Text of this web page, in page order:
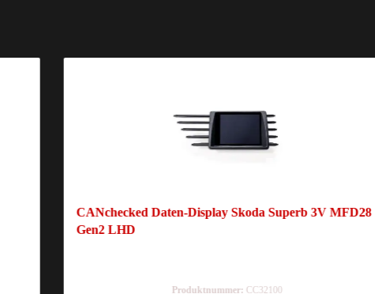
CANchecked Daten-Display Skoda Superb 3V MFD28
Gen2 LHD
Produktnummer: CC32100